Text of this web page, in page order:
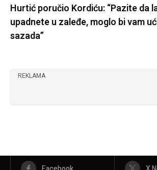
Hurtić poručio Kordiću: “Pazite da
upadnete u zaleđe, moglo bi vam
sazada”
REKLAMA